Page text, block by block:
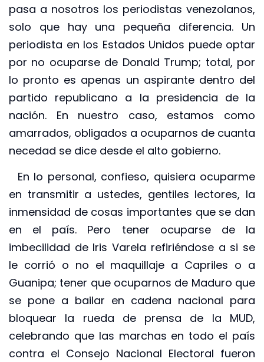
pasa a nosotros los periodistas venezolanos,
solo que hay una pequeña diferencia. Un
periodista en los Estados Unidos puede optar
por no ocuparse de Donald Trump; total, por
lo pronto es apenas un aspirante dentro del
partido republicano a la presidencia de la
nación. En nuestro caso, estamos como
amarrados, obligados a ocuparnos de cuanta
necedad se dice desde el alto gobierno.
En lo personal, confieso, quisiera ocuparme
en transmitir a ustedes, gentiles lectores, la
inmensidad de cosas importantes que se dan
en el país. Pero tener ocuparse de la
imbecilidad de Iris Varela refiriéndose a si se
le corrió o no el maquillaje a Capriles o a
Guanipa; tener que ocuparnos de Maduro que
se pone a bailar en cadena nacional para
bloquear la rueda de prensa de la MUD,
celebrando que las marchas en todo el país
contra el Consejo Nacional Electoral fueron